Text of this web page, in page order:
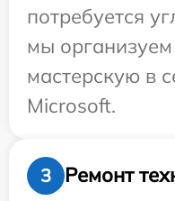
потребуется
мы
мастерскую в
Microsoft.
3
Ремонт